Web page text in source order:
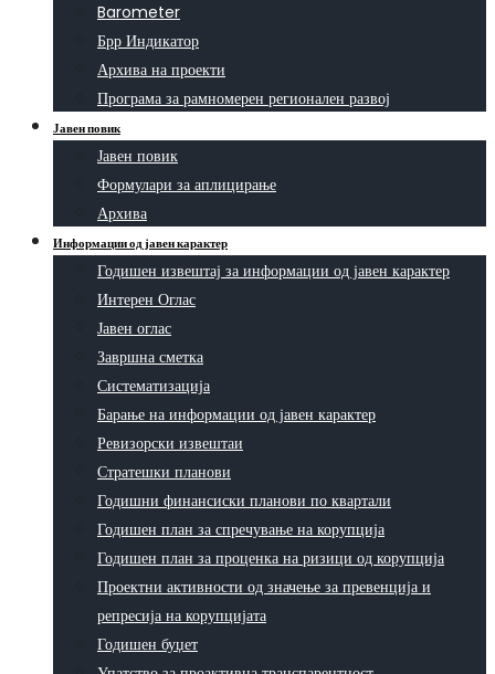
Barometer
Брр Индикатор
Архива на проекти
Програма за рамномерен регионален развој
Јавен повик
Јавен повик
Формулари за аплицирање
Архива
Информации од јавен карактер
Годишен извештај за информации од јавен карактер
Интерен Оглас
Јавен оглас
Завршна сметка
Систематизација
Барање на информации од јавен карактер
Ревизорски извештаи
Стратешки планови
Годишни финансиски планови по квартали
Годишен план за спречување на корупција
Годишен план за проценка на ризици од корупција
Проектни активности од значење за превенција и
репресија на корупцијата
Годишен буџет